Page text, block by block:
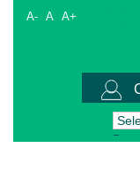
A- A A+